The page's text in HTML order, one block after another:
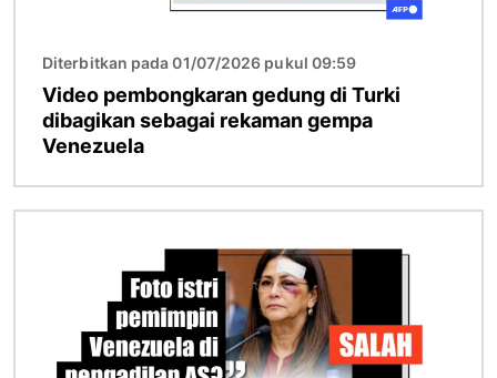
Diterbitkan pada 01/07/2026 pukul 09:59
Video pembongkaran gedung di Turki
dibagikan sebagai rekaman gempa
Venezuela